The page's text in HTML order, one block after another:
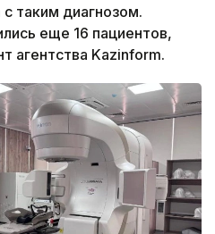
таким диагнозом.
еще 16 пациентов,
агентства Kazinform.